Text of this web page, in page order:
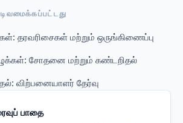
தரவரிசைகள் மற்றும் ஒருங்கிணைப்பு
சோதனை மற்றும் கண்டறிதல்
விற்பனையாளர் தேர்வு
பாதை